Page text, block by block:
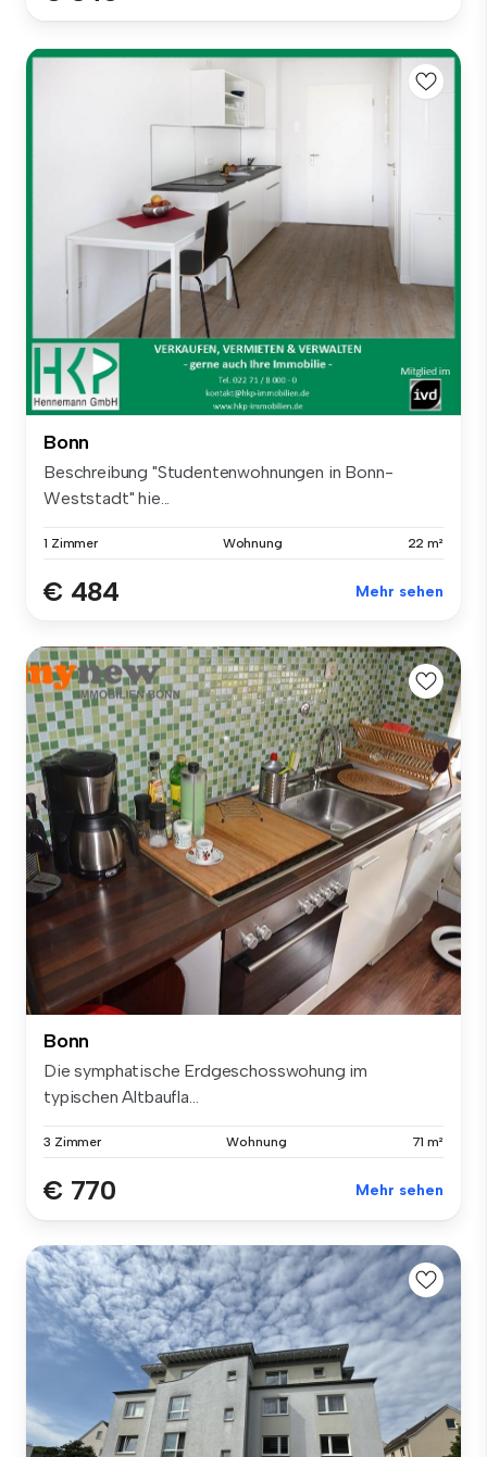
Bonn
Beschreibung "Studentenwohnungen in Bonn-
Weststadt" hie...
1 Zimmer Wohnung 22 m²
€ 484 Mehr sehen
Bonn
Die symphatische Erdgeschosswohung im
typischen Altbaufla...
3 Zimmer Wohnung 71 m²
€ 770 Mehr sehen